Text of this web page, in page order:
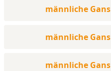
männliche Gans
männliche Gans
männliche Gans